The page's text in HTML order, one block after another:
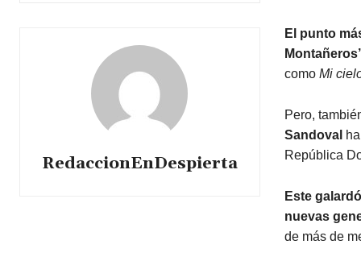
RedaccionEnDespierta
El punto
como Mi
Pero,
Sandoval
República
Este
nuevas
de más de